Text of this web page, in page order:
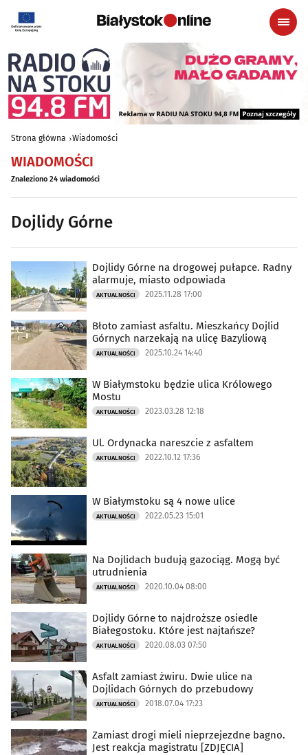
Strona główna Wiadomości
WIADOMOŚCI
Znaleziono 24 wiadomości
Dojlidy Górne
Dojlidy Górne na drogowej pułapce. Radny
alarmuje, miasto odpowiada
AKTUALNOŚCI 2025.11.28 17:00
Błoto zamiast asfaltu. Mieszkańcy Dojlid
Górnych narzekają na ulicę Bazyliową
AKTUALNOŚCI 2025.10.24 14:40
W Białymstoku będzie ulica Królowego
Mostu
AKTUALNOŚCI 2023.03.28 12:18
Ul. Ordynacka nareszcie z asfaltem
AKTUALNOŚCI 2022.10.12 17:36
W Białymstoku są 4 nowe ulice
AKTUALNOŚCI 2022.05.23 15:01
Na Dojlidach budują gazociąg. Mogą być
utrudnienia
AKTUALNOŚCI 2020.10.04 08:00
Dojlidy Górne to najdroższe osiedle
Białegostoku. Które jest najtańsze?
AKTUALNOŚCI 2020.08.03 07:50
Asfalt zamiast żwiru. Dwie ulice na
Dojlidach Górnych do przebudowy
AKTUALNOŚCI 2018.07.04 17:23
Zamiast drogi mieli nieprzejezdne bagno.
Jest reakcja magistratu [ZDJĘCIA]